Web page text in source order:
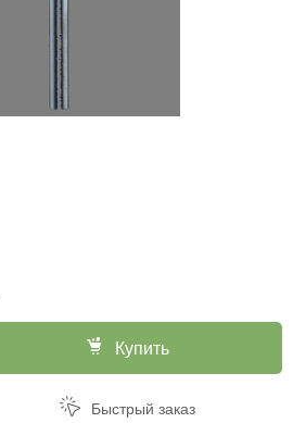
Купить
Быстрый заказ